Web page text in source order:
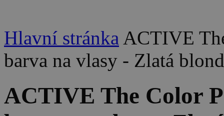
Hlavní stránka ACTIVE
barva na vlasy - Zlatá
ACTIVE The Color